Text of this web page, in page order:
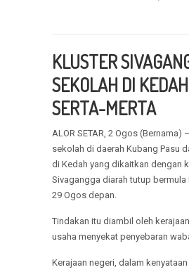
KLUSTER
SEKOLAH DI
SERTA-MERTA
ALOR SETAR, 2 Ogos (Bernama)
sekolah di daerah Kubang Pasu
di Kedah yang dikaitkan dengan
Sivagangga diarah tutup bermula
29 Ogos depan.
Tindakan itu diambil oleh
usaha menyekat penyebaran
Kerajaan negeri, dalam